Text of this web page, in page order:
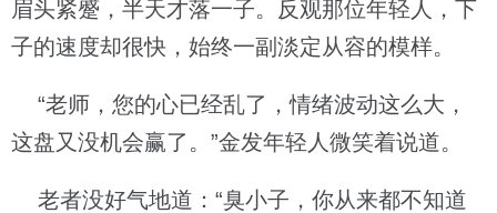
眉头紧蹙，半天才落一子。反观那位年轻人，下
子的速度却很快，始终一副淡定从容的模样。
“老师，您的心已经乱了，情绪波动这么大，
这盘又没机会赢了。”金发年轻人微笑着说道。
老者没好气地道：“臭小子，你从来都不知道